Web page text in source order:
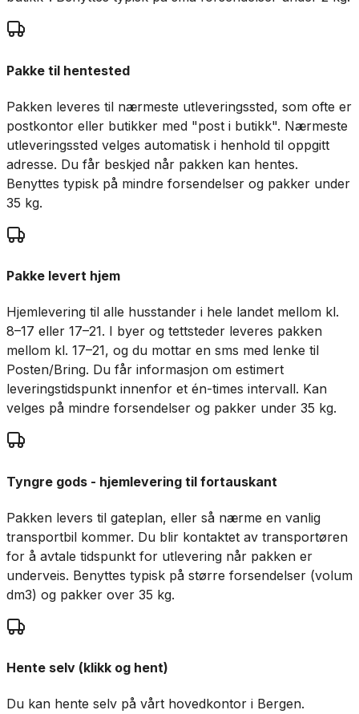
Pakke til hentested
Pakken leveres til nærmeste utleveringssted, som ofte er
postkontor eller butikker med "post i butikk". Nærmeste
utleveringssted velges automatisk i henhold til oppgitt
adresse. Du får beskjed når pakken kan hentes.
Benyttes typisk på mindre forsendelser og pakker under
35 kg.
Pakke levert hjem
Hjemlevering til alle husstander i hele landet mellom kl.
8–17 eller 17–21. I byer og tettsteder leveres pakken
mellom kl. 17–21, og du mottar en sms med lenke til
Posten/Bring. Du får informasjon om estimert
leveringstidspunkt innenfor et én-times intervall. Kan
velges på mindre forsendelser og pakker under 35 kg.
Tyngre gods - hjemlevering til fortauskant
Pakken levers til gateplan, eller så nærme en vanlig
transportbil kommer. Du blir kontaktet av transportøren
for å avtale tidspunkt for utlevering når pakken er
underveis. Benyttes typisk på større forsendelser (volum
dm3) og pakker over 35 kg.
Hente selv (klikk og hent)
Du kan hente selv på vårt hovedkontor i Bergen.